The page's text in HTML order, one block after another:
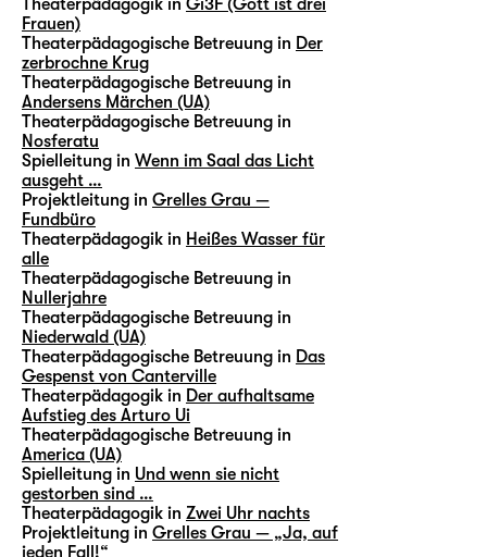
Theaterpädagogik in Gi3F (Gott ist drei
Frauen)
Theaterpädagogische Betreuung in Der
zerbrochne Krug
Theaterpädagogische Betreuung in
Andersens Märchen (UA)
Theaterpädagogische Betreuung in
Nosferatu
Spielleitung in Wenn im Saal das Licht
ausgeht …
Projektleitung in Grelles Grau —
Fundbüro
Theaterpädagogik in Heißes Wasser für
alle
Theaterpädagogische Betreuung in
Nullerjahre
Theaterpädagogische Betreuung in
Niederwald (UA)
Theaterpädagogische Betreuung in Das
Gespenst von Canterville
Theaterpädagogik in Der aufhaltsame
Aufstieg des Arturo Ui
Theaterpädagogische Betreuung in
America (UA)
Spielleitung in Und wenn sie nicht
gestorben sind …
Theaterpädagogik in Zwei Uhr nachts
Projektleitung in Grelles Grau — „Ja, auf
jeden Fall!“